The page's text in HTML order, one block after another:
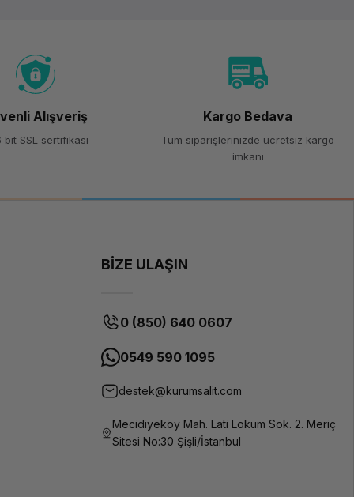
Alışveriş
bit SSL sertifikası
Kargo Bedava
Tüm siparişlerinizde ücretsiz kargo
imkanı
BİZE ULAŞIN
0 (850) 640 0607
0549 590 1095
destek@kurumsalit.com
Mecidiyeköy Mah. Lati Lokum Sok. 2. Meriç
Sitesi No:30 Şişli/İstanbul